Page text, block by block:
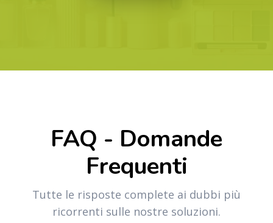
FAQ - Domande
Frequenti
Tutte le risposte complete ai dubbi più
ricorrenti sulle nostre soluzioni.